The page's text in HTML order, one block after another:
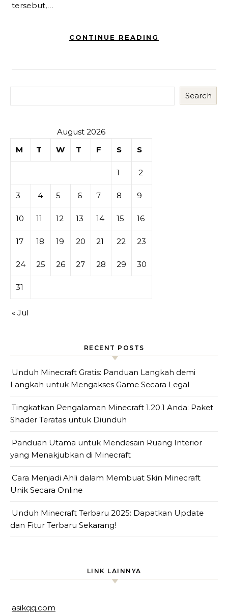
tersebut,…
CONTINUE READING
Search
August 2026
M
T W T F S S
1 2
3 4 5 6 7 8 9
10 11 12 13 14 15 16
17 18 19 20 21 22 23
24 25 26 27 28 29 30
31
« Jul
RECENT POSTS
Unduh Minecraft Gratis: Panduan Langkah demi
Langkah untuk Mengakses Game Secara Legal
Tingkatkan Pengalaman Minecraft 1.20.1 Anda: Paket
Shader Teratas untuk Diunduh
Panduan Utama untuk Mendesain Ruang Interior
yang Menakjubkan di Minecraft
Cara Menjadi Ahli dalam Membuat Skin Minecraft
Unik Secara Online
Unduh Minecraft Terbaru 2025: Dapatkan Update
dan Fitur Terbaru Sekarang!
LINK LAINNYA
asikqq.com